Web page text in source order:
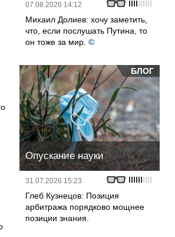
07.08.2026 14:12
Михаил Долиев: хочу заметить,
что, если послушать Путина, то
он тоже за мир. ©
БЛОГ
Опускание науки
31.07.2026 15:23
Глеб Кузнецов: Позиция
арбитража порядково мощнее
позиции знания.